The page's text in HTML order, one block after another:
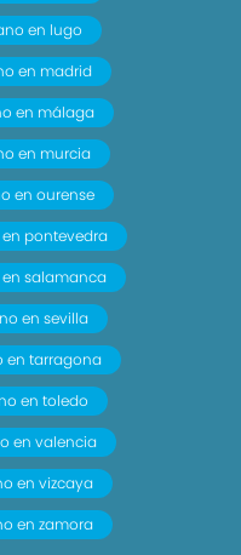
en lugo
en madrid
en málaga
en murcia
en ourense
pontevedra
salamanca
en sevilla
en tarragona
en toledo
en valencia
en vizcaya
en zamora